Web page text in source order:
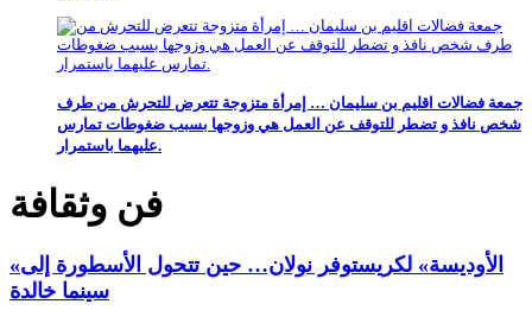
جمعة فضالات اقليم بن سليمان … إمرأة متزوجة تتعرض للتحرش من طرف
شخص نافذ و تضطر للتوقف عن العمل هي وزوجها بسبب ضغوطات تمارس
عليهما باستمرار.
فن وثقافة
«الأوديسة» لكريستوفر نولان… حين تتحول الأسطورة إلى
سينما خالدة